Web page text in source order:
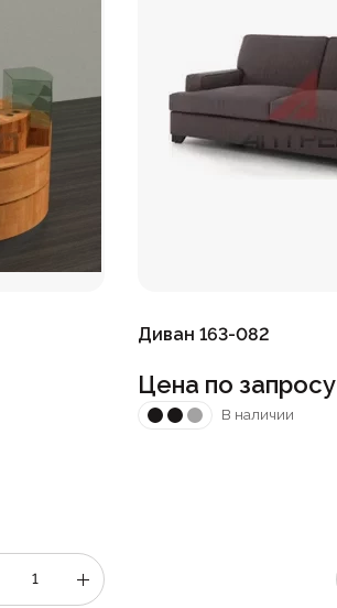
Диван 163-082
Цена по запросу
В наличии